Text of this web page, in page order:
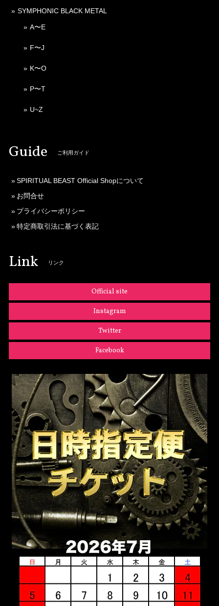
SYMPHONIC BLACK METAL
A〜E
F〜J
K〜O
P〜T
U~Z
Guide ご利用ガイド
SPIRITUAL BEAST Official Shopについて
お問合せ
プライバシーポリシー
特定商取引法に基づく表記
Link リンク
Official site
Instagram
Twitter
Facebook